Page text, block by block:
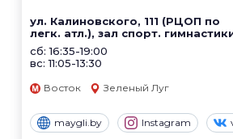
ул. Калиновского, 111 (РЦОП по
легк. атл.), зал спорт.
сб: 16:35-19:00
вс: 11:05-13:30
Восток Зеленый Луг
maygli.by Instagram